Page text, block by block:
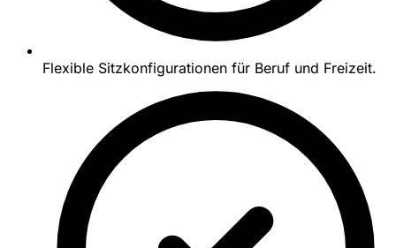
Flexible Sitzkonfigurationen für Beruf und Freizeit.